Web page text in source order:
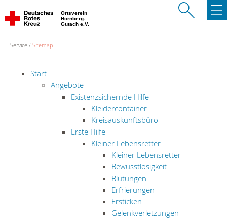
Ortsverein
Hornberg-
Gutach e.V.
Service Sitemap
Start
Angebote
Existenzsichernde Hilfe
Kleidercontainer
Kreisauskunftsbüro
Erste Hilfe
Kleiner Lebensretter
Kleiner Lebensretter
Bewusstlosigkeit
Blutungen
Erfrierungen
Ersticken
Gelenkverletzungen